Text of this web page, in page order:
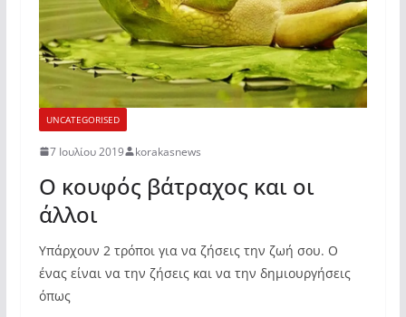
UNCATEGORISED
7 Ιουλίου 2019 korakasnews
Ο κουφός βάτραχος και οι
άλλοι
Υπάρχουν 2 τρόποι για να ζήσεις την ζωή σου. Ο
ένας είναι να την ζήσεις και να την δημιουργήσεις
όπως